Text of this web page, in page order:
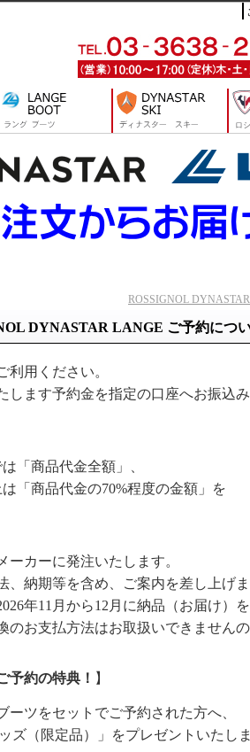
ROSSIGNOL
DYNASTAR LANGE ご予約につ
利用ください。
します予約金を指定の口座へお振込
「商品代金全額」、
「商品代金の70%程度の金額」を
カーに発注いたします。
、納期等を含め、ご案内を差し上げ
年11月から12月に納品（お届け）
のお支払方法はお取扱いできません
予約の特典！ 】
ーツをセットでご予約された方へ、
ッズ（限定品）」をプレゼントいたし